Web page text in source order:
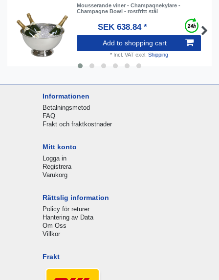
Mousserande viner - Champagnekylare -
Champagne Bowl - rostfritt stål
SEK 638.84 *
Add to shopping cart
* Incl. VATexcl. Shipping
Informationen
Betalningsmetod
FAQ
Frakt och fraktkostnader
Mitt konto
Logga in
Registrera
Varukorg
Rättslig information
Policy för returer
Hantering av Data
Om Oss
Villkor
Frakt